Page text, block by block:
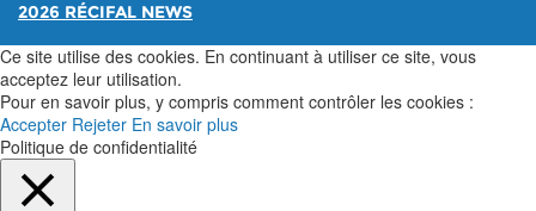
2026 RÉCIFAL NEWS
Ce site utilise des cookies. En continuant à utiliser ce site, vous
acceptez leur utilisation.
Pour en savoir plus, y compris comment contrôler les cookies :
Accepter Rejeter En savoir plus
Politique de confidentialité